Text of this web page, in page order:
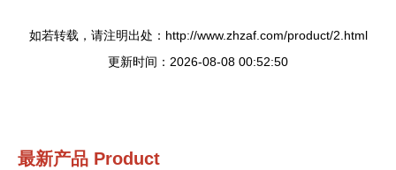
如若转载，请注明出处：http://www.zhzaf.com/product/2.html
更新时间：2026-08-08 00:52:50
最新产品 Product